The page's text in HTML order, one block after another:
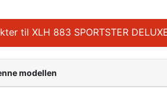
til XLH 883 SPORTSTER
modellen